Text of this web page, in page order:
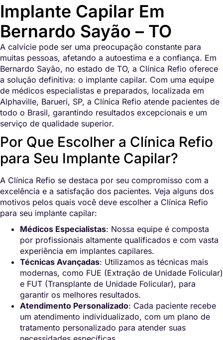
Implante Capilar Em
Bernardo Sayão – TO
A calvície pode ser uma preocupação constante para
muitas pessoas, afetando a autoestima e a confiança. Em
Bernardo Sayão, no estado de TO, a Clínica Refio oferece
a solução definitiva: o implante capilar. Com uma equipe
de médicos especialistas e preparados, localizada em
Alphaville, Barueri, SP, a Clínica Refio atende pacientes de
todo o Brasil, garantindo resultados excepcionais e um
serviço de qualidade superior.
Por Que Escolher a Clínica Refio
para Seu Implante Capilar?
A Clínica Refio se destaca por seu compromisso com a
excelência e a satisfação dos pacientes. Veja alguns dos
motivos pelos quais você deve escolher a Clínica Refio
para seu implante capilar:
Médicos Especialistas: Nossa equipe é composta
por profissionais altamente qualificados e com vasta
experiência em implantes capilares.
Técnicas Avançadas: Utilizamos as técnicas mais
modernas, como FUE (Extração de Unidade Folicular)
e FUT (Transplante de Unidade Folicular), para
garantir os melhores resultados.
Atendimento Personalizado: Cada paciente recebe
um atendimento individualizado, com um plano de
tratamento personalizado para atender suas